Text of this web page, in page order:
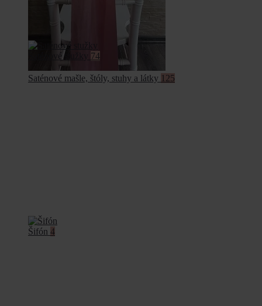
Saténové mašle, štóly, stuhy a látky 125
Saténové stužky 74
Šifón 4